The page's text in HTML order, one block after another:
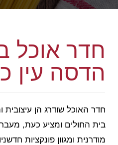
חדר אוכל
הדסה עין
חדר האוכל שודרג הן עיצובית
בית החולים ומציע כעת,
מודרנית ומגוון פונקציות